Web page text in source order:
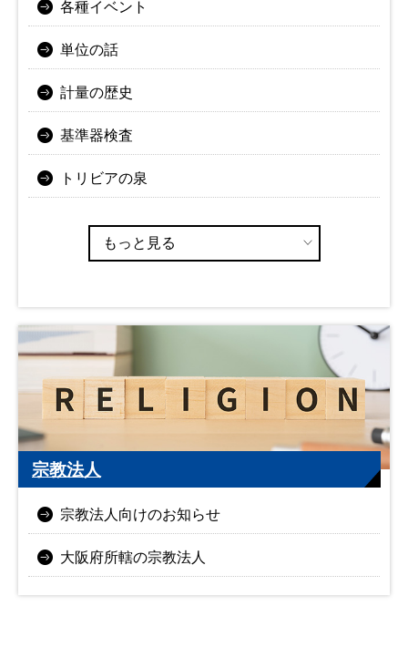
各種イベント
単位の話
計量の歴史
基準器検査
トリビアの泉
もっと見る
宗教法人
宗教法人向けのお知らせ
大阪府所轄の宗教法人